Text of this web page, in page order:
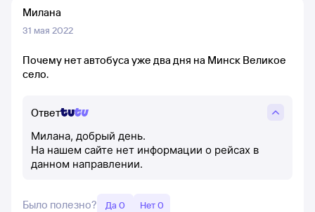
Милана
31 мая 2022
Почему нет автобуса уже два дня на Минск Великое
село.
Ответ
Милана, добрый день.
На нашем сайте нет информации о рейсах в
данном направлении.
Было полезно? Да 0 Нет 0